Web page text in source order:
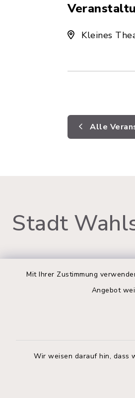
Mit Ihrer Zustimmung
Angebot
Wir weisen darauf hin, dass
Kleines
Alle
Stadt
Rathaus Wahlstedt
info@wahlstedt.de